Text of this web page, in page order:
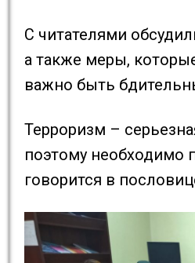
С читателями
а также меры,
важно быть
Терроризм –
поэтому необходимо
говорится в